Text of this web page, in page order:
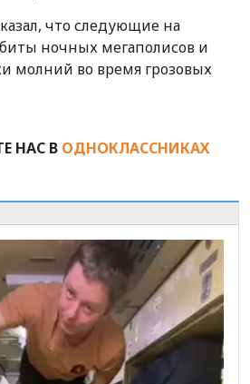
что следующие на
ночных мегаполисов и
молний во время грозовых
НАС В ОДНОКЛАССНИКАХ